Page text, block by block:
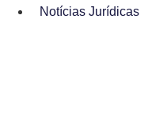
Notícias Jurídicas